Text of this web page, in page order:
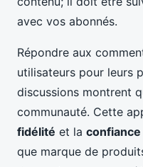
avec vos abonnés.
Répondre aux
utilisateurs pour leurs
discussions montrent
communauté. Cette
fidélité et la confiance
que marque de